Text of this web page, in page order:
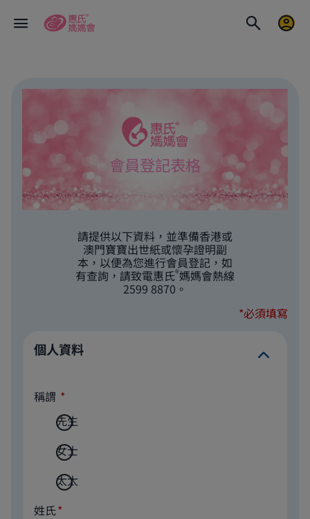
會員登記表格
請提供以下資料，並準備香港或
澳門寶寶出世紙或懷孕證明副
本，以便為您進行會員登記，如
有查詢，請致電惠氏®媽媽會熱線
2599 8870。
*必須填寫
個人資料
稱謂
先生
女士
太太
姓氏